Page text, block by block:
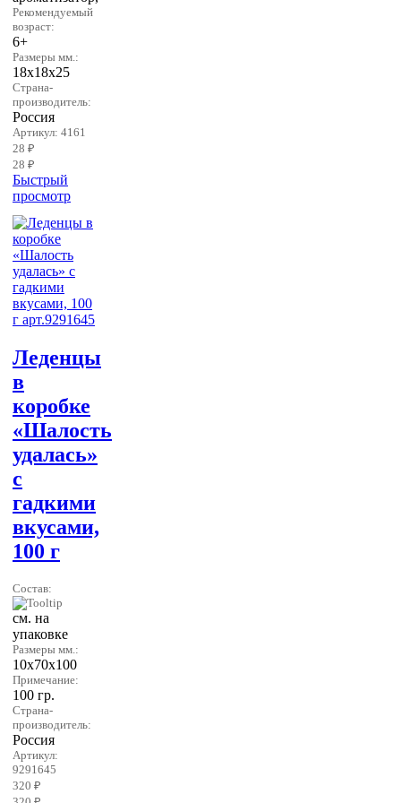
Рекомендуемый
возраст:
6+
Размеры мм.:
18х18х25
Страна-
производитель:
Россия
Артикул: 4161
28 ₽
28 ₽
Быстрый
просмотр
Леденцы
в
коробке
«Шалость
удалась»
с
гадкими
вкусами,
100 г
Состав:
см. на
упаковке
Размеры мм.:
10х70х100
Примечание:
100 гр.
Страна-
производитель:
Россия
Артикул:
9291645
320 ₽